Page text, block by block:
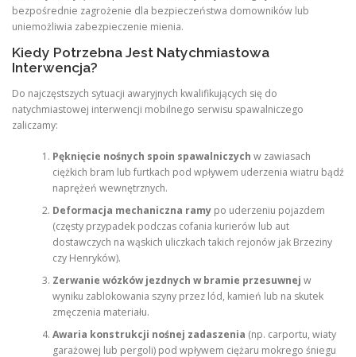
bezpośrednie zagrożenie dla bezpieczeństwa domowników lub
uniemożliwia zabezpieczenie mienia.
Kiedy Potrzebna Jest Natychmiastowa
Interwencja?
Do najczęstszych sytuacji awaryjnych kwalifikujących się do
natychmiastowej interwencji mobilnego serwisu spawalniczego
zaliczamy:
Pęknięcie nośnych spoin spawalniczych w zawiasach
ciężkich bram lub furtkach pod wpływem uderzenia wiatru bądź
naprężeń wewnętrznych.
Deformacja mechaniczna ramypo uderzeniu pojazdem
(częsty przypadek podczas cofania kurierów lub aut
dostawczych na wąskich uliczkach takich rejonów jak Brzeziny
czy Henryków).
Zerwanie wózków jezdnych w bramie przesuwnej w
wyniku zablokowania szyny przez lód, kamień lub na skutek
zmęczenia materiału.
Awaria konstrukcji nośnej zadaszenia (np. carportu, wiaty
garażowej lub pergoli) pod wpływem ciężaru mokrego śniegu